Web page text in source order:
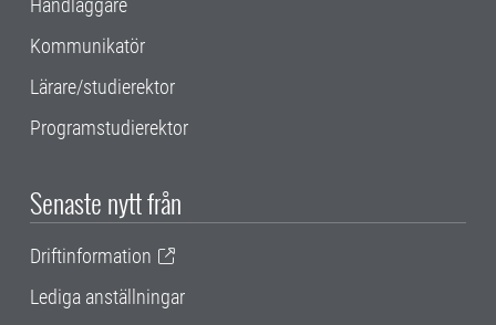
Handläggare
Kommunikatör
Lärare/studierektor
Programstudierektor
Senaste nytt från
Driftinformation
Lediga anställningar